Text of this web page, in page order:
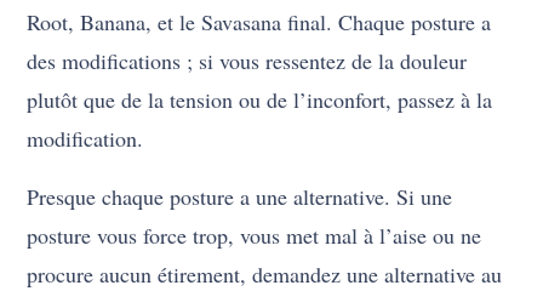
Root, Banana, et le Savasana final. Chaque posture a
des modifications ; si vous ressentez de la douleur
plutôt que de la tension ou de l’inconfort, passez à la
modification.
Presque chaque posture a une alternative. Si une
posture vous force trop, vous met mal à l’aise ou ne
procure aucun étirement, demandez une alternative au